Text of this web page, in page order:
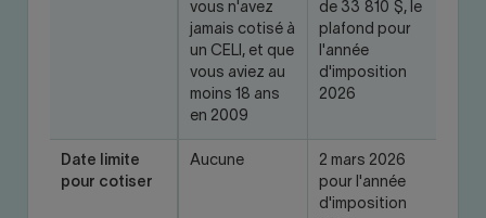
vous n'avez
jamais cotisé à
un CELI, et que
vous aviez au
moins 18 ans
en 2009
de 33 810 $, le
plafond pour
l'année
d'imposition
2026
Date limite
pour cotiser
Aucune
2 mars 2026
pour l'année
d'imposition